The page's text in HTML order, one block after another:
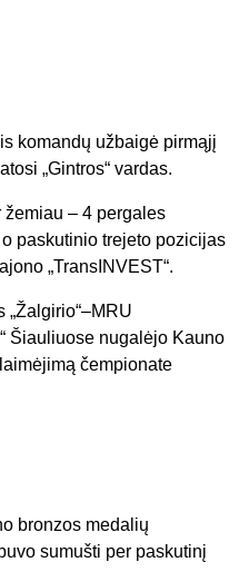
komandų užbaigė pirmąjį
„Gintros“ vardas.
žemiau – 4 pergales
paskutinio trejeto pozicijas
„TransINVEST“.
Šiauliuose nugalėjo Kauno
čempionate
bronzos medalių
sumušti per paskutinį